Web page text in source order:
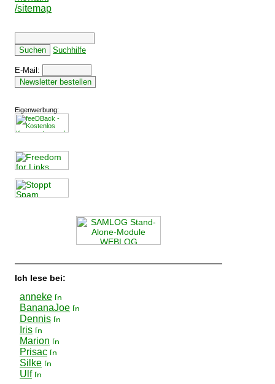
/sitemap
Suchhilfe
E-Mail:
Eigenwerbung:
Ich lese bei:
anneke
BananaJoe
Dennis
Iris
Marion
Prisac
Silke
Ulf